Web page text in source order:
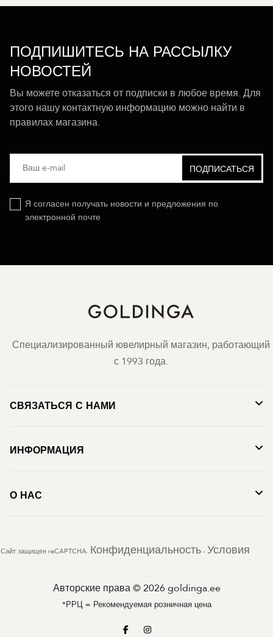
ПОДПИШИТЕСЬ НА РАССЫЛКУ
НОВОСТЕЙ
Вы можете отказаться от подписки в любое время. Для
этого нашу контактную информацию можно найти в
правилах магазина.
Я согласен получать новости и предложения по
электронной почте
Специализированный ювелирный магазин, работающий
с 1993 года.
СВЯЗАТЬСЯ С НАМИ
ИНФОРМАЦИЯ
О НАС
Сайт защищен reCAPTCHA. Конфиденциальность - Условия
Авторские права © 2026 goldinga.ee
*РРЦ = Рекомендуемая розничная цена